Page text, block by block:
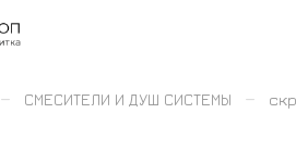
– СМЕСИТЕЛИ И ДУШ СИСТЕМЫ –